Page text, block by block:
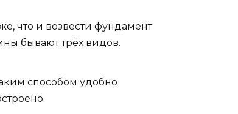
что и возвести фундамент
бывают трёх видов.
способом удобно